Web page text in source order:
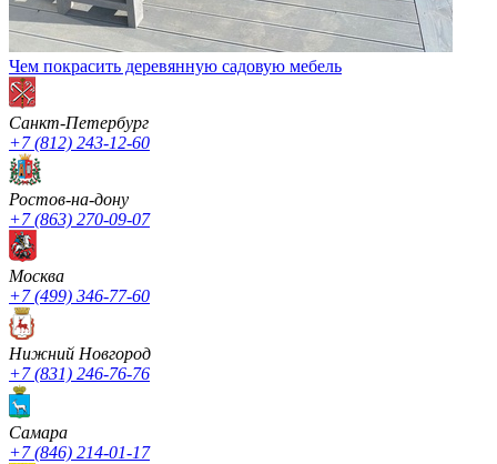
Чем покрасить деревянную садовую мебель
Санкт-Петербург
+7 (812) 243-12-60
Ростов-на-дону
+7 (863) 270-09-07
Москва
+7 (499) 346-77-60
Нижний Новгород
+7 (831) 246-76-76
Cамара
+7 (846) 214-01-17